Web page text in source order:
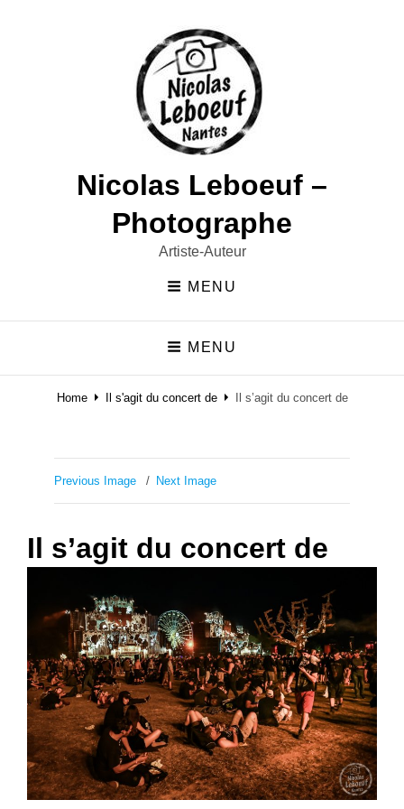
Nicolas Leboeuf –
Photographe
Artiste-Auteur
MENU
MENU
Home Il s'agit du concert de Il s’agit du concert de
Previous Image Next Image
Il s’agit du concert de